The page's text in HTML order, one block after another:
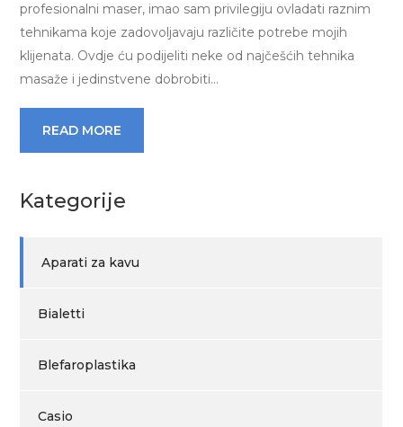
profesionalni maser, imao sam privilegiju ovladati raznim
tehnikama koje zadovoljavaju različite potrebe mojih
klijenata. Ovdje ću podijeliti neke od najčešćih tehnika
masaže i jedinstvene dobrobiti…
READ MORE
Kategorije
Aparati za kavu
Bialetti
Blefaroplastika
Casio